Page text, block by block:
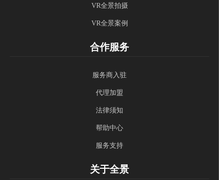
VR全景拍摄
VR全景案例
合作服务
服务商入驻
代理加盟
法律须知
帮助中心
服务支持
关于全景